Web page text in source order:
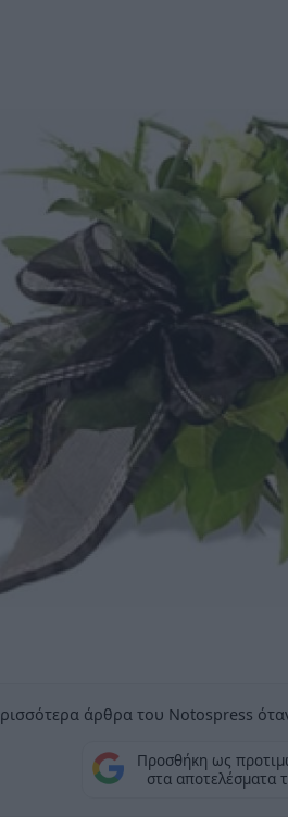
άρθρα του Notospress
Προσθήκη ως
στα αποτελέσματα